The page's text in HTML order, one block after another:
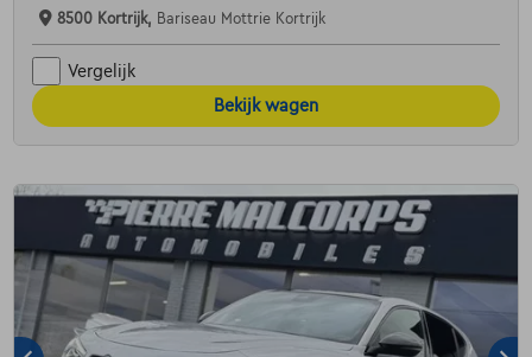
8500 Kortrijk, Bariseau Mottrie Kortrijk
Vergelijk
Bekijk wagen